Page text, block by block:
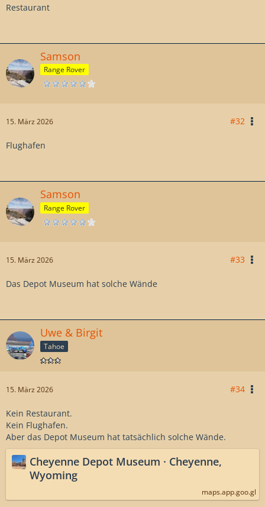
Restaurant
Samson
Range Rover
15. März 2026 #32
Flughafen
Samson
Range Rover
15. März 2026 #33
Das Depot Museum hat solche Wände
Uwe & Birgit
Tahoe
15. März 2026 #34
Kein Restaurant.
Kein Flughafen.
Aber das Depot Museum hat tatsächlich solche Wände.
Cheyenne Depot Museum · Cheyenne,
Wyoming
maps.app.goo.gl